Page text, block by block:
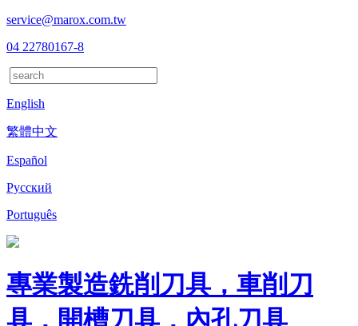
service@marox.com.tw
04 22780167-8
English
繁體中文
Español
Русский
Português
專業製造銑削刀具，車削刀
具，開槽刀具，內孔刀具